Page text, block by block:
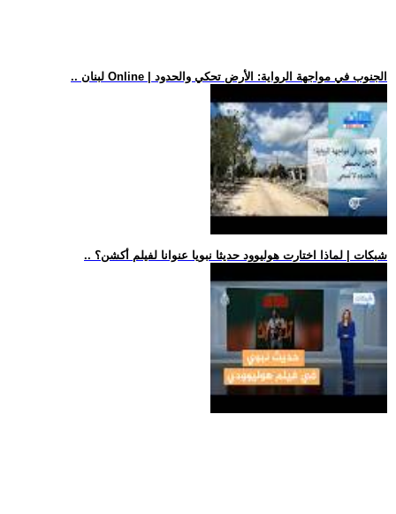
.. لبنان Online | الجنوب في مواجهة الرواية: الأرض تحكي والحدود
.. شبكات | لماذا اختارت هوليوود حديثا نبويا عنوانا لفيلم أكشن؟